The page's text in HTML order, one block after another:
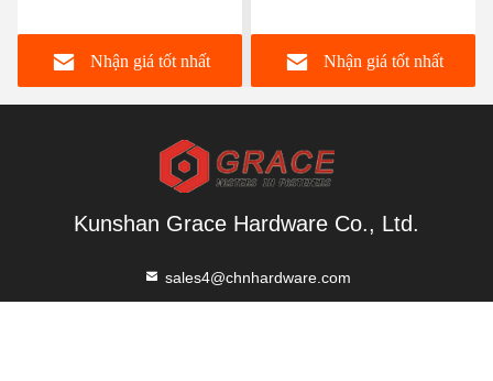
giác nặng bu lông có độ
căng caoNhận giá tốt nhất Nhận giá tốt nhất
Kunshan Grace Hardware Co., Ltd.
sales4@chnhardware.com